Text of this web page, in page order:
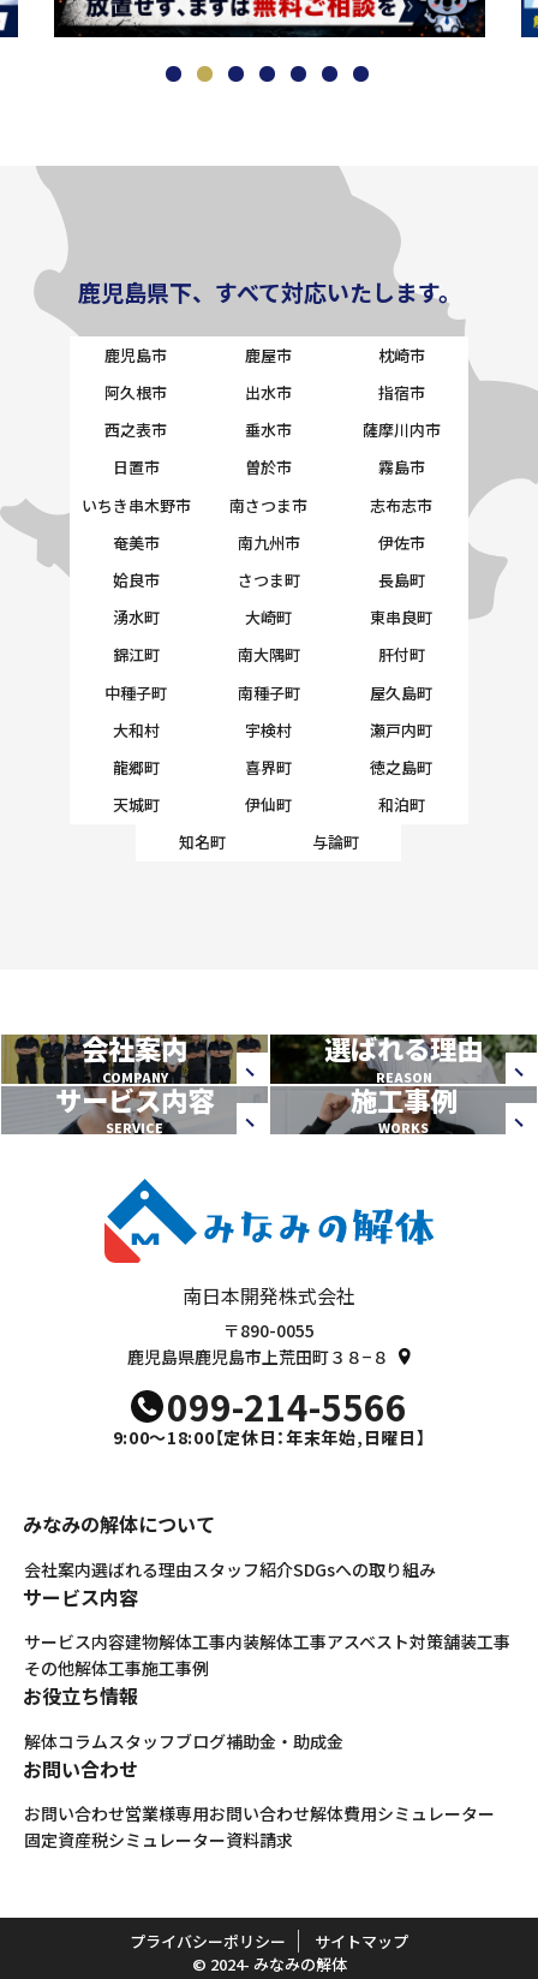
鹿児島県下、すべて対応いたします。
鹿児島市 鹿屋市
枕崎市
阿久根市
出水市
指宿市
西之表市
垂水市
薩摩川内市
日置市
曽於市
霧島市
いちき串木野市
南さつま市
志布志市
奄美市
南九州市
伊佐市
姶良市
さつま町
長島町
湧水町
大崎町
東串良町
錦江町
南大隅町
肝付町
中種子町
南種子町
屋久島町
大和村
宇検村
瀬戸内町
龍郷町
喜界町
徳之島町
天城町
伊仙町
和泊町
知名町
与論町
会社案内
COMPANY
選ばれる理由
REASON
サービス内容
SERVICE
施工事例
WORKS
南日本開発株式会社
〒890-0055
鹿児島県鹿児島市上荒田町３８−８
099-214-5566
9:00～18:00【定休日：年末年始,日曜日】
みなみの解体について
会社案内選ばれる理由スタッフ紹介SDGsへの取り組み
サービス内容
サービス内容建物解体工事内装解体工事アスベスト対策舗装工事
その他解体工事施工事例
お役立ち情報
解体コラムスタッフブログ補助金・助成金
お問い合わせ
お問い合わせ営業様専用お問い合わせ解体費用シミュレーター
固定資産税シミュレーター資料請求
プライバシーポリシー
サイトマップ
© 2024- みなみの解体